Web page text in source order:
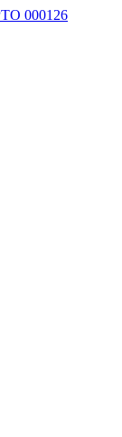
000126